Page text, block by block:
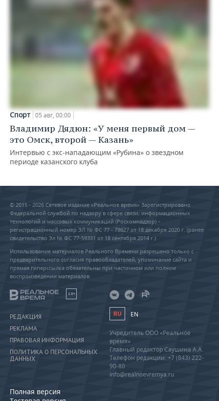
Спорт 05 авг, 00:00
Владимир Дядюн: «У меня первый дом —
это Омск, второй — Казань»
Интервью с экс-нападающим «Рубина» о звездном
периоде казанского клуба
© 2015 - 2026 Сетевое издание «Реальное время» Зарегистрировано
Федеральной службой по надзору в сфере связи, информационных
технологий и массовых коммуникаций (Роскомнадзор) –
регистрационный номер ЭЛ № ФС 77 - 79627 от 18 декабря 2020 г. (ранее
свидетельство Эл № ФС 77-59331 от 18 сентября 2014 г.)
Использование материалов Реального Времени разрешено только с
предварительного согласия правообладателей, упоминание сайта и
прямая гиперссылка обязательны при частичном или полном
воспроизведении материалов.
18+
РЕДАКЦИЯ
РЕКЛАМА
ПРАВОВАЯ ИНФОРМАЦИЯ
ПОЛИТИКА О ПЕРСОНАЛЬНЫХ
ДАННЫХ
Полная версия
RU EN
Учредитель ООО «Реальное
время»
Главный редактор Саушина А.А.
Телефон редакции: +7 (843) 222-
90-80
info@realnoevremya.ru